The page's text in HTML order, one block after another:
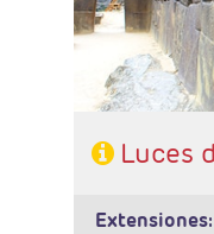
Luces
extensiones: